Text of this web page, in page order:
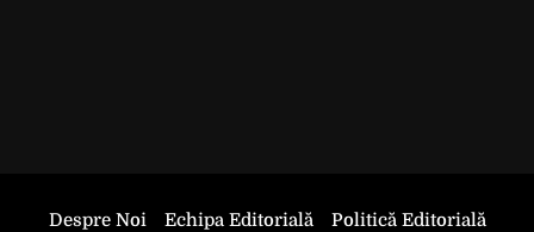
Despre Noi Echipa Editorială
Politică Editorială